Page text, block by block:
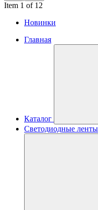
Item 1 of 12
Новинки
Главная
Каталог
Светодиодные ленты